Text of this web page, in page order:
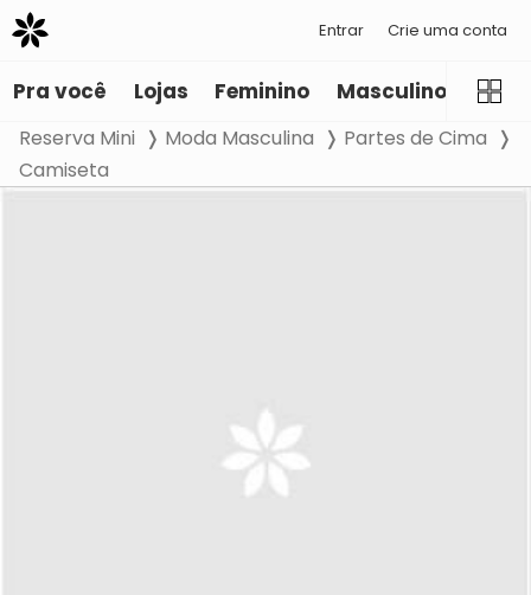
Entrar Crie uma conta
Pra você Lojas Feminino Masculino
Reserva Mini Moda Masculina
Partes de Cima
Camiseta